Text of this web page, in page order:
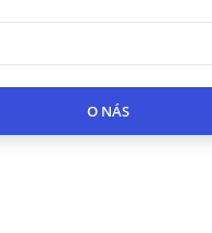
O NÁS